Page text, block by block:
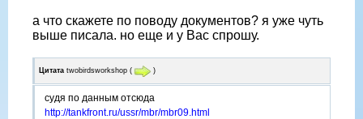
а что скажете по поводу документов? я уже чуть
выше писала. но еще и у Вас спрошу.
Цитата twobirdsworkshop ( )
судя по данным отсюда
http://tankfront.ru/ussr/mbr/mbr09.html